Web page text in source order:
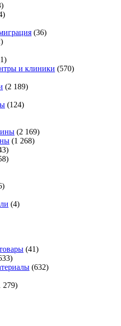
(36)
и клиники (570)
(2 189)
(124)
(2 169)
(1 268)
(4)
(41)
(632)
279)